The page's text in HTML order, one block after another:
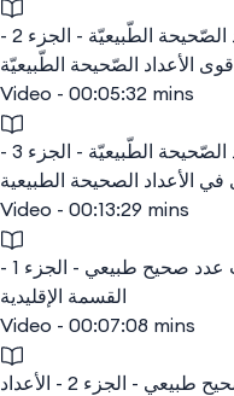
المحور 02 - خاصيّات قوى الأعداد الصّحيحة الطّبيعيّة - الجزء 2 -
الأعداد الصّحيحة الطّبيعيّة
Video - 00:05:32 mins
المحور 02 - خاصيّات قوى الأعداد الصّحيحة الطّبيعيّة - الجزء 3 -
الأعداد الصحيحة الطبيعية
Video - 00:13:29 mins
المحور 03 - قواسم و مضاعفات عدد صحيح طبيعي - الجزء 1 -
القسمة الإقليدية
Video - 00:07:08 mins
المحور 03 - قواسم و مضاعفات عدد صحيح طبيعي - الجزء 2 - الأعداد